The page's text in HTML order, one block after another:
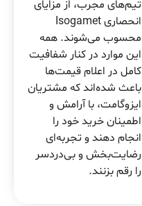
تیم‌های مجرب، از مزایای
انحصاری Isogamet
محسوب می‌شوند. همه
این موارد در کنار شفافیت
کامل در اعلام قیمت‌ها
باعث شده‌اند که مشتریان
ایزوگامت، با آرامش و
اطمینان خرید خود را
انجام دهند و تجربه‌ای
رضایت‌بخش و بی‌دردسر
را رقم بزنند.